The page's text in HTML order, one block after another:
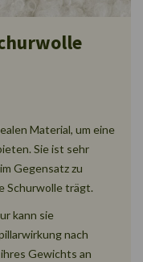
Material, um eine
Sie ist sehr
Gegensatz zu
Schurwolle trägt.
kann sie
nach
Gewichts an